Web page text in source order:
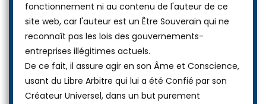
fonctionnement ni au contenu de l'auteur de ce
site web, car l'auteur est un Être Souverain qui ne
reconnaît pas les lois des gouvernements-
entreprises illégitimes actuels.
De ce fait, il assure agir en son Âme et Conscience,
usant du Libre Arbitre qui lui a été Confié par son
Créateur Universel, dans un but purement